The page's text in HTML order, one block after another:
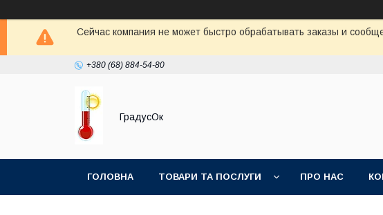
Сейчас компания не может быстро обрабатывать заказы и
+380 (68) 884-54-80
ГрадусОк
ГОЛОВНА ТОВАРИ ТА ПОСЛУГИ ПРО НАС